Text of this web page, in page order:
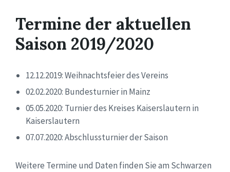
Termine der aktuellen
Saison 2019/2020
12.12.2019: Weihnachtsfeier des Vereins
02.02.2020: Bundesturnier in Mainz
05.05.2020: Turnier des Kreises Kaiserslautern in
Kaiserslautern
07.07.2020: Abschlussturnier der Saison
Weitere Termine und Daten finden Sie am Schwarzen